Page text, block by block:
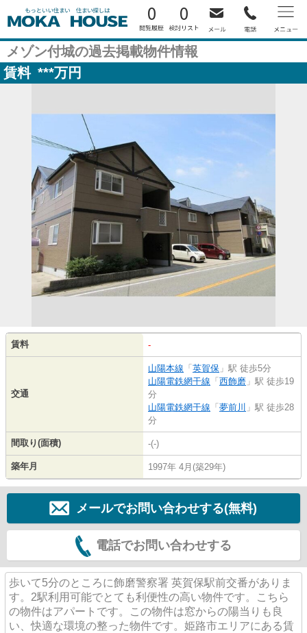
0 0
メゾン付城の過去掲載物件情報
賃料 ***万円
賃料 -
交通
山陽本線 「 英賀保 」駅 徒歩5分
山陽電鉄網干線 「 西飾磨 」駅 徒歩19
分
山陽電鉄網干線 「 夢前川 」駅 徒歩28
分
間取り(面積) -(-)
築年月 1997年 4月(築29年)
メールでお問い合わせする(無料)
電話でお問い合わせする
歩いて5分のところに飾磨警察署 英賀保駅前交番がありま
す。2駅利用可能でとても利便性の高い物件です。こちら
の物件はアパートです。この物件は窓からの陽当りも良
い、快適な環境の整った物件です。姫路市エリアにある賃